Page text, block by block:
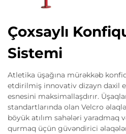
Çoxsaylı
Sistemi
Atletika üşağına mürəkkəb
etdirilmiş innovativ dizayn daxil
esnesini maksimallaşdırır.
standartlarında olan Velcro
böyük atılım sahələri yaradmaq
qurmaq üçün güvəndirici